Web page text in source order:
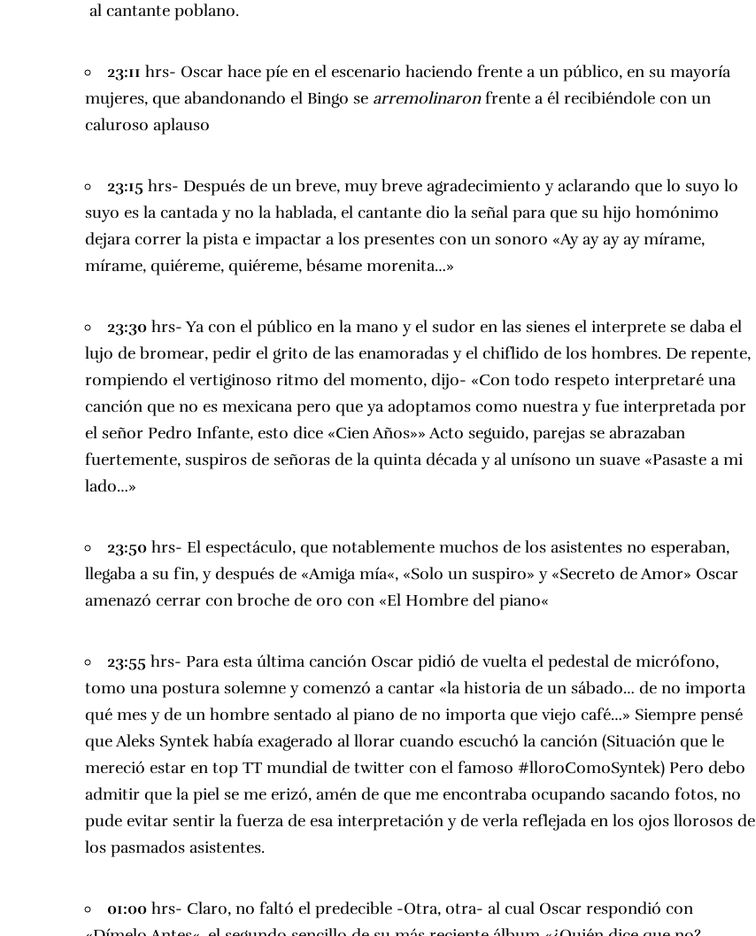
al cantante poblano.
23:11 hrs- Oscar hace píe en el escenario haciendo frente a un público, en su mayoría
mujeres, que abandonando el Bingo se arremolinaronfrente a él recibiéndole con un
caluroso aplauso
23:15 hrs- Después de un breve, muy breve agradecimiento y aclarando que lo suyo lo
suyo es la cantada y no la hablada, el cantante dio la señal para que su hijo homónimo
dejara correr la pista e impactar a los presentes con un sonoro «Ay ay ay ay mírame,
mírame, quiéreme, quiéreme, bésame morenita…»
23:30 hrs- Ya con el público en la mano y el sudor en las sienes el interprete se daba el
lujo de bromear, pedir el grito de las enamoradas y el chiflido de los hombres. De repente,
rompiendo el vertiginoso ritmo del momento, dijo- «Con todo respeto interpretaré una
canción que no es mexicana pero que ya adoptamos como nuestra y fue interpretada por
el señor Pedro Infante, esto dice «Cien Años»» Acto seguido, parejas se abrazaban
fuertemente, suspiros de señoras de la quinta década y al unísono un suave «Pasaste a mi
lado…»
23:50 hrs- El espectáculo, que notablemente muchos de los asistentes no esperaban,
llegaba a su fin, y después de «Amiga mía«, «Solo un suspiro» y «Secreto de Amor» Oscar
amenazó cerrar con broche de oro con «El Hombre del piano«
23:55 hrs- Para esta última canción Oscar pidió de vuelta el pedestal de micrófono,
tomo una postura solemne y comenzó a cantar «la historia de un sábado… de no importa
qué mes y de un hombre sentado al piano de no importa que viejo café…» Siempre pensé
que Aleks Syntek había exagerado al llorar cuando escuchó la canción (Situación que le
mereció estar en topTT mundial de twitter con el famoso #lloroComoSyntek) Pero debo
admitir que la piel se me erizó, amén de que me encontraba ocupando sacando fotos, no
pude evitar sentir la fuerza de esa interpretación y de verla reflejada en los ojos llorosos de
los pasmados asistentes.
01:00 hrs- Claro, no faltó el predecible -Otra, otra- al cual Oscar respondió con